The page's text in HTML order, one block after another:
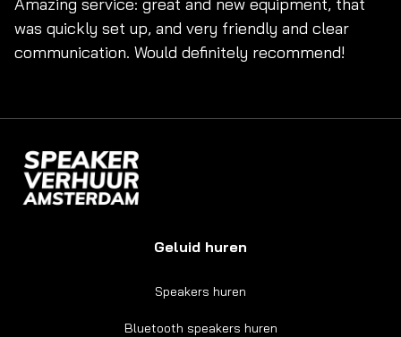
was quickly set up, and very friendly and clear
communication. Would definitely recommend!
Geluid huren
Speakers huren
Bluetooth speakers huren